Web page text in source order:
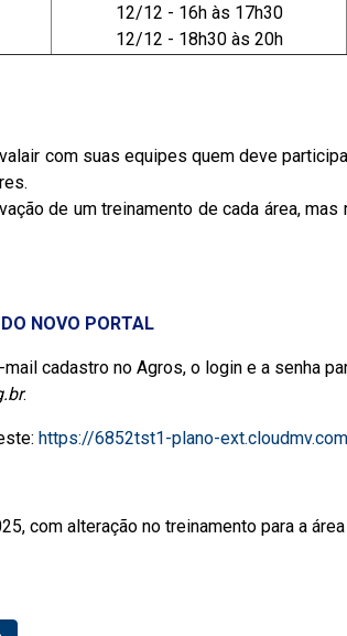
12/12 - 16h às 17h30
12/12 - 18h30 às 20h
com suas equipes quem deve
de um treinamento de cada área,
NOVO PORTAL
cadastro no Agros, o login e a senha
.
https://6852tst1-plano-
com alteração no treinamento para a